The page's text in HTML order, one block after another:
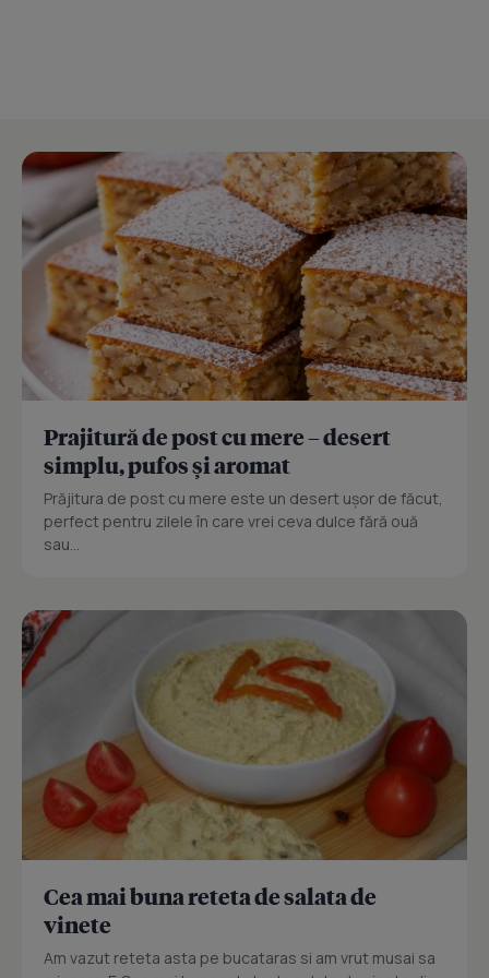
Prajitură de post cu mere – desert
simplu, pufos și aromat
Prăjitura de post cu mere este un desert ușor de făcut,
perfect pentru zilele în care vrei ceva dulce fără ouă
sau...
Cea mai buna reteta de salata de
vinete
Am vazut reteta asta pe bucataras si am vrut musai sa